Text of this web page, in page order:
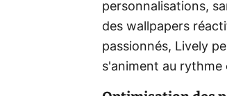
personnalisations,
des wallpapers
passionnés, Lively
s'animent au rythme